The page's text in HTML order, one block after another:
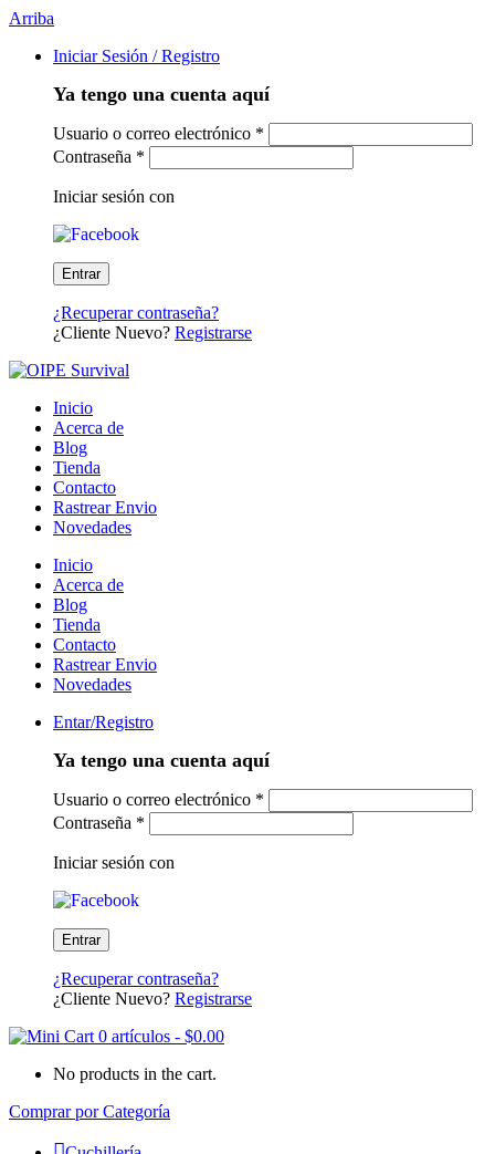
Arriba
Iniciar Sesión / Registro
Ya tengo una cuenta aquí
Usuario o correo electrónico *
Contraseña *
Iniciar sesión con
¿Recuperar contraseña?
¿Cliente Nuevo? Registrarse
Inicio
Acerca de
Blog
Tienda
Contacto
Rastrear Envio
Novedades
Inicio
Acerca de
Blog
Tienda
Contacto
Rastrear Envio
Novedades
Entar/Registro
Ya tengo una cuenta aquí
Usuario o correo electrónico *
Contraseña *
Iniciar sesión con
¿Recuperar contraseña?
¿Cliente Nuevo? Registrarse
0 artículos - $0.00
No products in the cart.
Comprar por Categoría